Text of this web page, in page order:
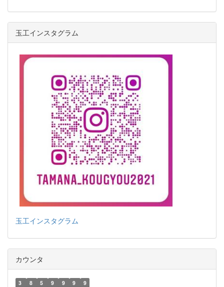
玉工インスタグラム
玉工インスタグラム
カウンタ
3 8 5 9 9 9 9